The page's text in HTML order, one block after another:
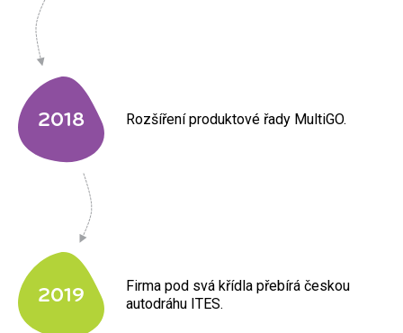
2018 Rozšíření produktové řady MultiGO.
2019
Firma pod svá křídla přebírá českou
autodráhu ITES.